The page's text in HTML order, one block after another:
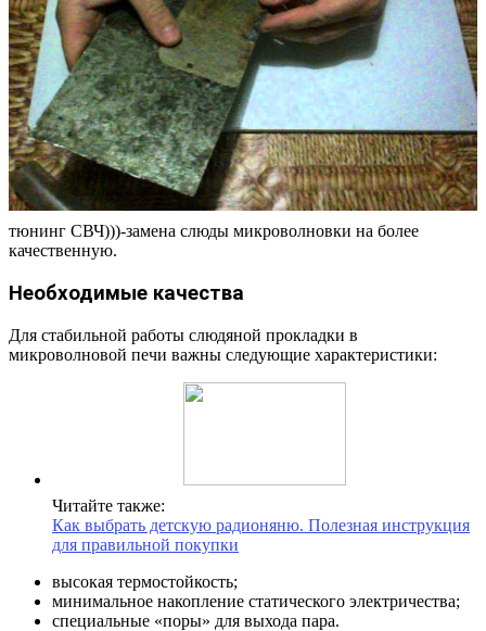
тюнинг СВЧ)))-замена слюды микроволновки на более
качественную.
Необходимые качества
Для стабильной работы слюдяной прокладки в
микроволновой печи важны следующие характеристики:
Читайте также:
Как выбрать детскую радионяню. Полезная инструкция
для правильной покупки
высокая термостойкость;
минимальное накопление статического электричества;
специальные «поры» для выхода пара.